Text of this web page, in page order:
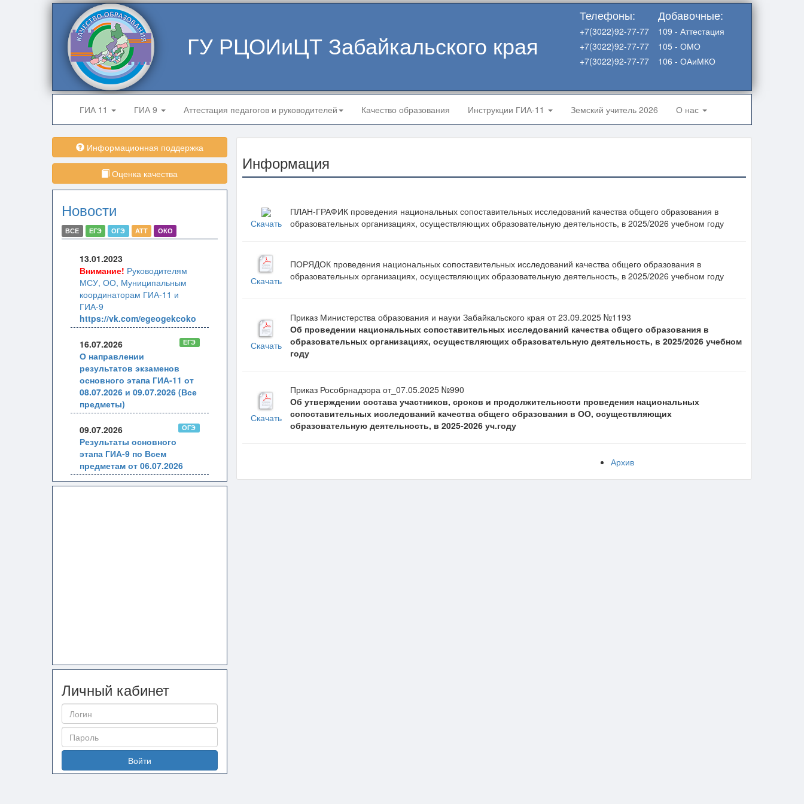
ГУ РЦОИиЦТ Забайкальского края
Добавочные:
109 - Аттестация
105 - ОМО
106 - ОАиМКО
Телефоны:
+7(3022)92-77-77
+7(3022)92-77-77
+7(3022)92-77-77
ГИА 11 ГИА 9 Аттестация педагогов и руководителей Качество образования Инструкции ГИА-11 Земский учитель 2026 О нас
Информационная поддержка
Оценка качества
Новости
ВСЕ ЕГЭ ОГЭ АТТ ОКО
13.01.2023
Внимание! Руководителям
МСУ, ОО, Муниципальным
координаторам ГИА-11 и
ГИА-9
https://vk.com/egeogekcoko
16.07.2026 ЕГЭ
О направлении
результатов экзаменов
основного этапа ГИА-11 от
08.07.2026 и 09.07.2026 (Все
предметы)
09.07.2026 ОГЭ
Результаты основного
этапа ГИА-9 по Всем
предметам от 06.07.2026
Личный кабинет
Войти
Информация
Скачать
ПЛАН-ГРАФИК проведения национальных сопоставительных исследований качества общего образования в
образовательных организациях, осуществляющих образовательную деятельность, в 2025/2026 учебном году
Скачать
ПОРЯДОК проведения национальных сопоставительных исследований качества общего образования в
образовательных организациях, осуществляющих образовательную деятельность, в 2025/2026 учебном году
Скачать
Приказ Министерства образования и науки Забайкальского края от 23.09.2025 №1193
Об проведении национальных сопоставительных исследований качества общего образования в
образовательных организациях, осуществляющих образовательную деятельность, в 2025/2026 учебном
году
Скачать
Приказ Рособрнадзора от_07.05.2025 №990
Об утверждении состава участников, сроков и продолжительности проведения национальных
сопоставительных исследований качества общего образования в ОО, осуществляющих
образовательную деятельность, в 2025-2026 уч.году
Архив